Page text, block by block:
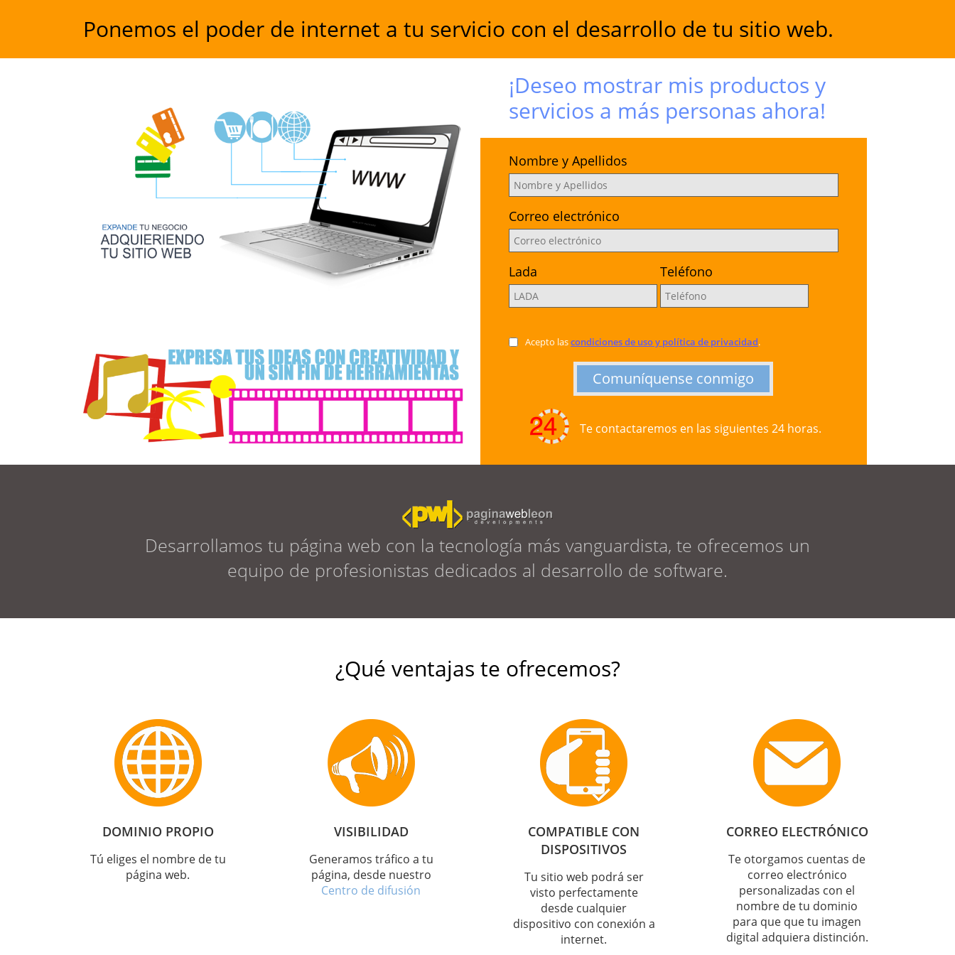
Ponemos el poder de internet a tu servicio con el desarrollo de tu sitio web.
¡Deseo mostrar mis productos y
servicios a más personas ahora!
Nombre y Apellidos
Correo electrónico
Lada Teléfono
Acepto las condiciones de uso y política de privacidad.
Comuníquense conmigo
Te contactaremos en las siguientes 24 horas.
Desarrollamos tu página web con la tecnología más vanguardista, te ofrecemos un
equipo de profesionistas dedicados al desarrollo de software.
¿Qué ventajas te ofrecemos?
DOMINIO PROPIO
Tú eliges el nombre de tu
página web.
VISIBILIDAD
Generamos tráfico a tu
página, desde nuestro
Centro de difusión
COMPATIBLE CON
DISPOSITIVOS
Tu sitio web podrá ser
visto perfectamente
desde cualquier
dispositivo con conexión a
internet.
CORREO ELECTRÓNICO
Te otorgamos cuentas de
correo electrónico
personalizadas con el
nombre de tu dominio
para que que tu imagen
digital adquiera distinción.